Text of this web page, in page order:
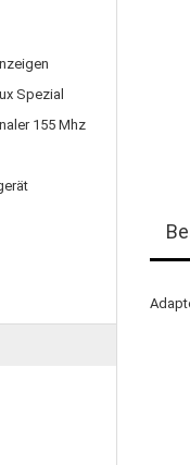
Spezial
155 Mhz